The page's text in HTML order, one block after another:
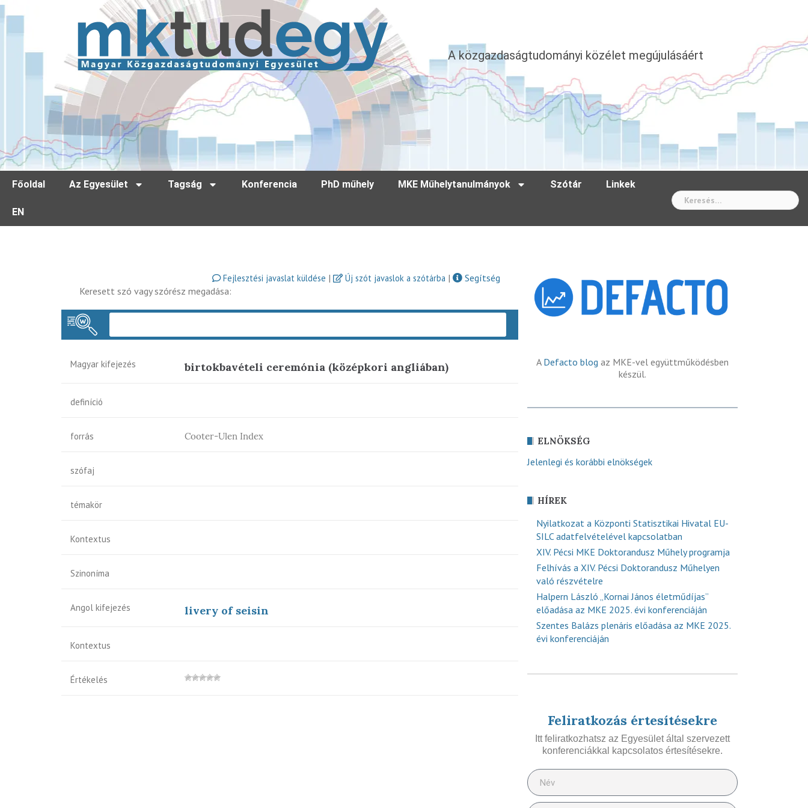
A közgazdaságtudományi közélet megújulásáért
Főoldal Az Egyesület Tagság Konferencia PhD műhely MKE Műhelytanulmányok Szótár Linkek
EN
Fejlesztési javaslat küldése | Új szót javaslok a szótárba |
Segítség
Keresett szó vagy szórész megadása:
Magyar kifejezés birtokbavételi ceremónia (középkori angliában)
definíció
forrás Cooter-Ulen Index
szófaj
témakör
Kontextus
Szinoníma
Angol kifejezés livery of seisin
Kontextus
Értékelés
A Defacto blog az MKE-vel együttműködésben
készül.
ELNÖKSÉG
Jelenlegi és korábbi elnökségek
HÍREK
Nyilatkozat a Központi Statisztikai Hivatal EU-
SILC adatfelvételével kapcsolatban
XIV. Pécsi MKE Doktorandusz Műhely programja
Felhívás a XIV. Pécsi Doktorandusz Műhelyen
való részvételre
Halpern László „Kornai János életműdíjas”
előadása az MKE 2025. évi konferenciáján
Szentes Balázs plenáris előadása az MKE 2025.
évi konferenciáján
Feliratkozás értesítésekre
Itt feliratkozhatsz az Egyesület által szervezett
konferenciákkal kapcsolatos értesítésekre.